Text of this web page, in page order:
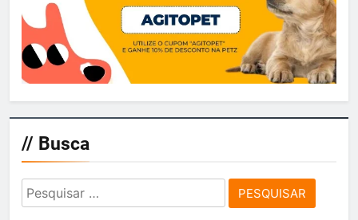
// Busca
Pesquisar
por: